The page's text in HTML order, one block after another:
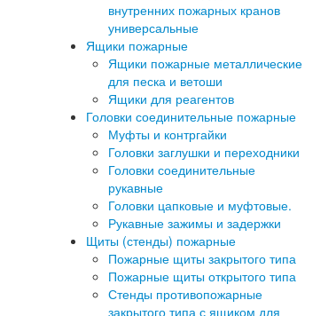
внутренних пожарных кранов
универсальные
Ящики пожарные
Ящики пожарные металлические
для песка и ветоши
Ящики для реагентов
Головки соединительные пожарные
Муфты и контргайки
Головки заглушки и переходники
Головки соединительные
рукавные
Головки цапковые и муфтовые.
Рукавные зажимы и задержки
Щиты (стенды) пожарные
Пожарные щиты закрытого типа
Пожарные щиты открытого типа
Стенды противопожарные
закрытого типа с ящиком для